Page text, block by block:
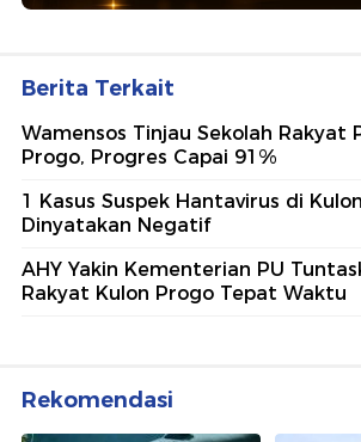
Berita Terkait
Wamensos Tinjau Sekolah Rakyat
Progo, Progres Capai 91%
1 Kasus Suspek Hantavirus di
Dinyatakan Negatif
AHY Yakin Kementerian PU
Rakyat Kulon Progo Tepat Waktu
Rekomendasi